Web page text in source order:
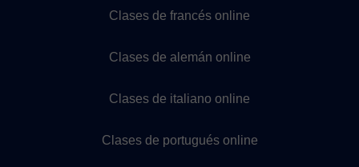
Clases de francés online
Clases de alemán online
Clases de italiano online
Clases de portugués online